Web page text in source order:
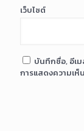
เว็บไซต์
บันทึกชื่อ, อีเม
การแสดงความเห็